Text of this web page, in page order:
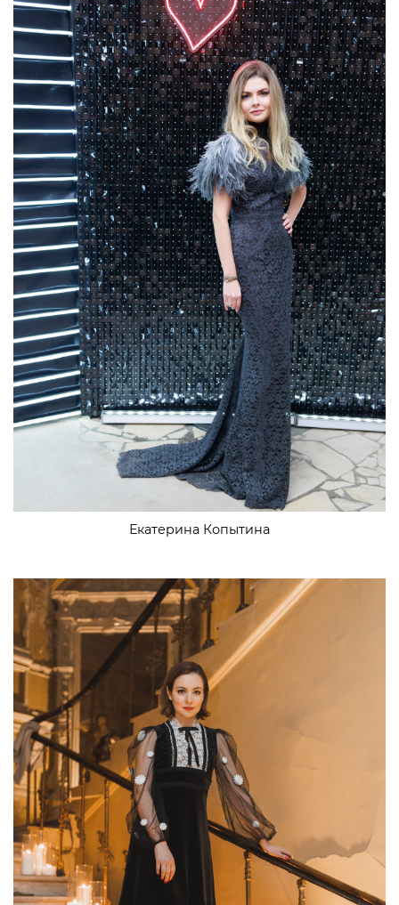
Екатерина Копытина